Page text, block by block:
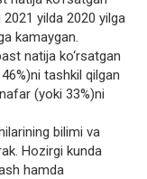
yilda 2020 yilga
kamaygan.
natija ko‘rsatgan
tashkil qilgan
(yoki 33%)ni
bilimi va
Hozirgi kunda
hamda